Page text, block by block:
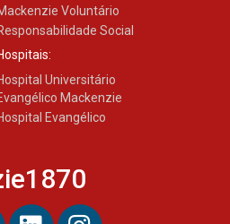
Voluntário
Social
Universitário
Mackenzie
Evangélico